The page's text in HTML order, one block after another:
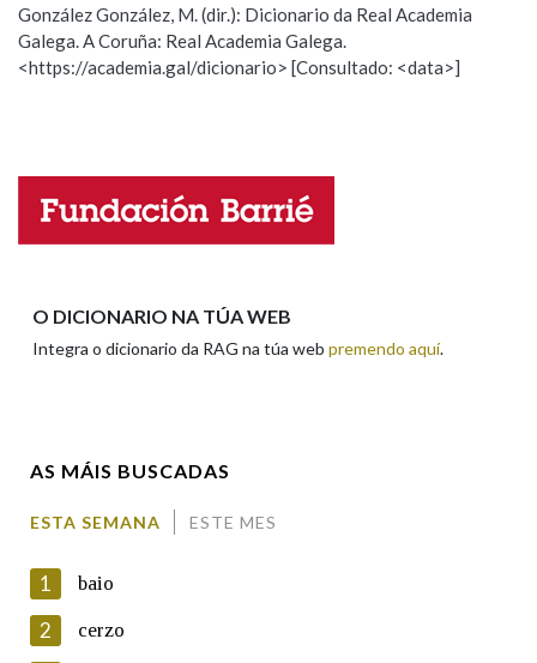
Nos exemplos
OUTRAS OPCIÓNS DE BUSCA
Pertence a
Observación Hai un erro na palabra
Propoño mellorar a definición
Nome
González González, M. (dir.): Dicionario da Real Academia
Galega. A Coruña: Real Academia Galega.
<https://academia.gal/dicionario> [Consultado: <data>]
O DICIONARIO NA TÚA WEB
Integra o dicionario da RAG na túa web premendo aquí.
AS MÁIS BUSCADAS
ESTA SEMANA ESTE MES
1 baio
2 cerzo